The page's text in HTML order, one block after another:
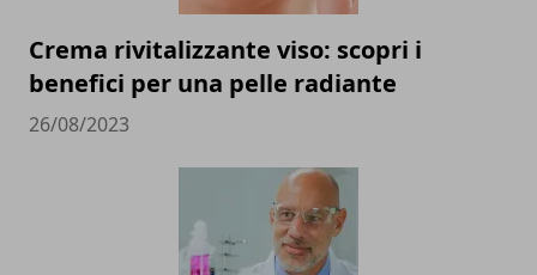
Crema rivitalizzante viso: scopri i
benefici per una pelle radiante
26/08/2023